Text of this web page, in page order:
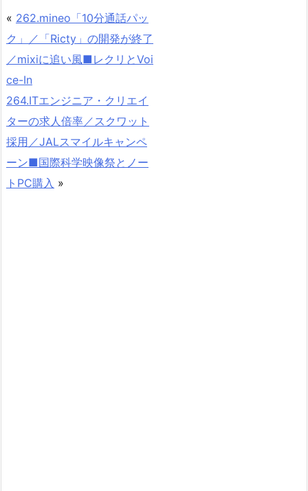
« 262.mineo「10分通話パッ
ク」／「Ricty」の開発が終了
／mixiに追い風■レクリとVoi
ce-In
264.ITエンジニア・クリエイ
ターの求人倍率／スクワット
採用／JALスマイルキャンペ
ーン■国際科学映像祭とノー
トPC購入 »